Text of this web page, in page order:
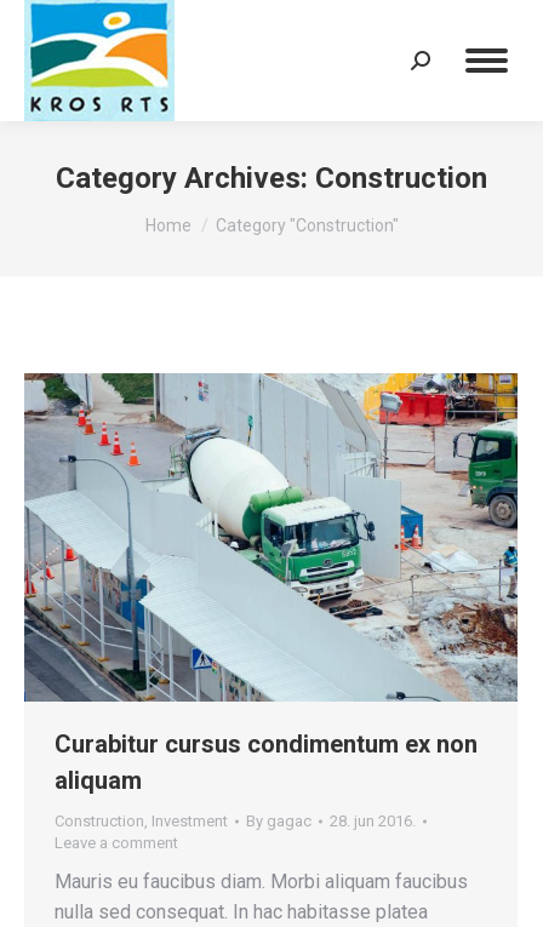
Search:
Category Archives: Construction
You are here:
Home Category "Construction"
Curabitur cursus condimentum ex non
aliquam
Construction, Investment By gagac
28. jun 2016.
Leave a comment
Mauris eu faucibus diam. Morbi aliquam faucibus
nulla sed consequat. In hac habitasse platea